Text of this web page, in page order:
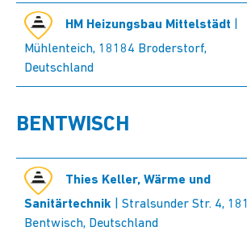
HM Heizungsbau Mittelstädt
Mühlenteich, 18184 Broderstorf,
Deutschland
BENTWISCH
Thies Keller, Wärme und
Sanitärtechnik | Stralsunder Str. 4,
Bentwisch, Deutschland